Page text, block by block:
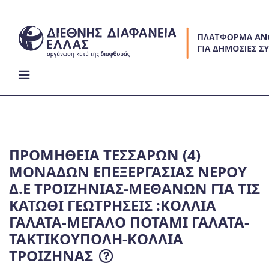
content
ΠΡΟΜΗΘΕΙΑ ΤΕΣΣΑΡΩΝ (4)
ΜΟΝΑΔΩΝ ΕΠΕΞΕΡΓΑΣΙΑΣ ΝΕΡΟΥ
Δ.Ε ΤΡΟΙΖΗΝΙΑΣ-ΜΕΘΑΝΩΝ ΓΙΑ ΤΙΣ
ΚΑΤΩΘΙ ΓΕΩΤΡΗΣΕΙΣ :ΚΟΛΛΙΑ
ΓΑΛΑΤΑ-ΜΕΓΑΛΟ ΠΟΤΑΜΙ ΓΑΛΑΤΑ-
ΤΑΚΤΙΚΟΥΠΟΛΗ-ΚΟΛΛΙΑ
ΤΡΟΙΖΗΝΑΣ